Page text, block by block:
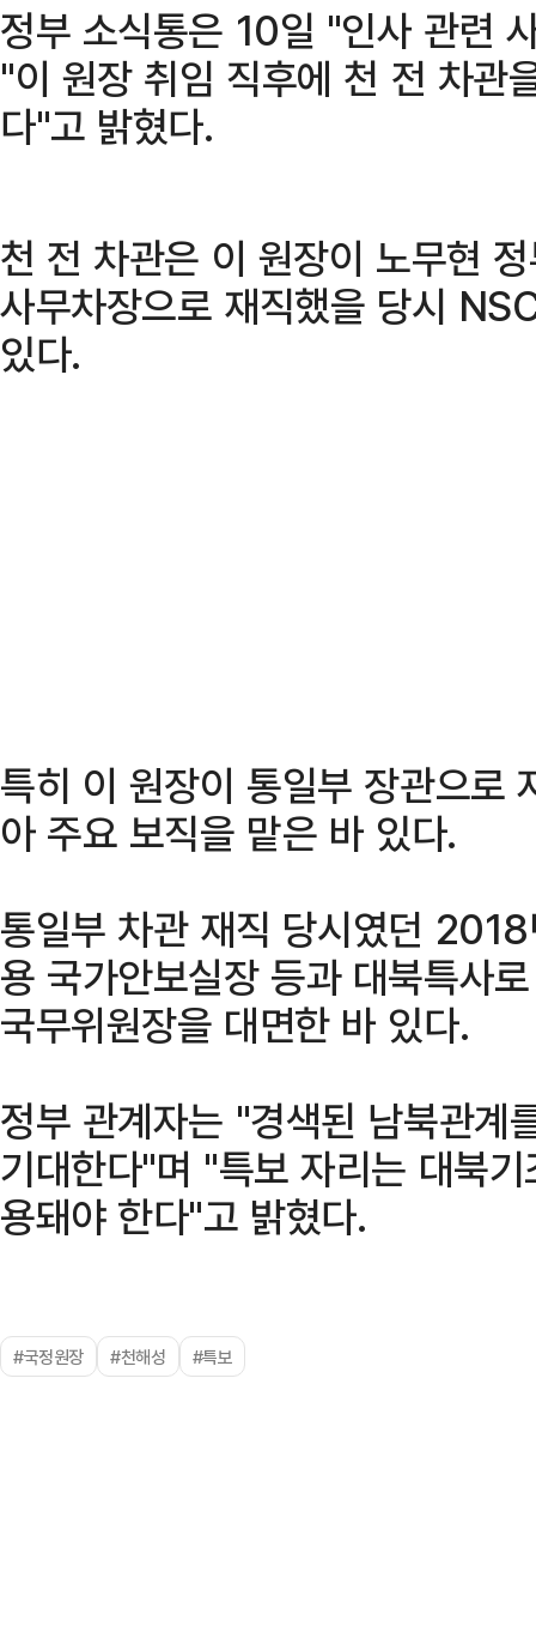
정부 소식통은 10일 "인사 관련
"이 원장 취임 직후에 천 전 차관
다"고 밝혔다.
천 전 차관은 이 원장이 노무현
사무차장으로 재직했을 당시
있다.
특히 이 원장이 통일부 장관으로
아 주요 보직을 맡은 바 있다.
통일부 차관 재직 당시였던
용 국가안보실장 등과 대북특사
국무위원장을 대면한 바 있다.
정부 관계자는 "경색된 남북관계
기대한다"며 "특보 자리는 대북
용돼야 한다"고 밝혔다.
#국정원장 #천해성 #특보